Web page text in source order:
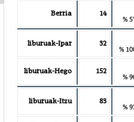
Berria 14
%
liburuak-Ipar 32
%
liburuak-Hego 152
%
liburuak-Itzu 83
%